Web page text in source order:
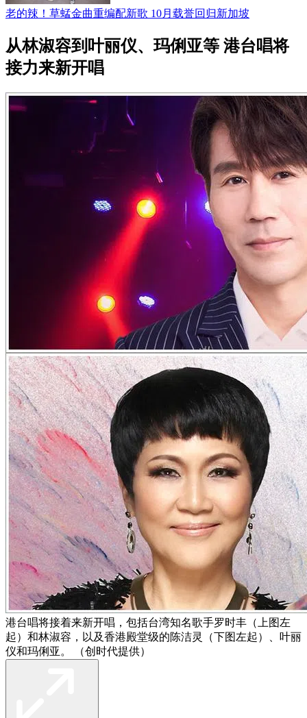
老的辣！草蜢金曲重编配新歌 10月载誉回归新加坡
从林淑容到叶丽仪、玛俐亚等 港台唱将
接力来新开唱
港台唱将接着来新开唱，包括台湾知名歌手罗时丰（上图左
起）和林淑容，以及香港殿堂级的陈洁灵（下图左起）、叶丽
仪和玛俐亚。 （创时代提供）